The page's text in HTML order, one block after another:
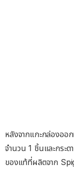
หลังจากแกะกล่องออ
จำนวน 1 ชิ้นและกระด
ของแท้ที่ผลิตจาก